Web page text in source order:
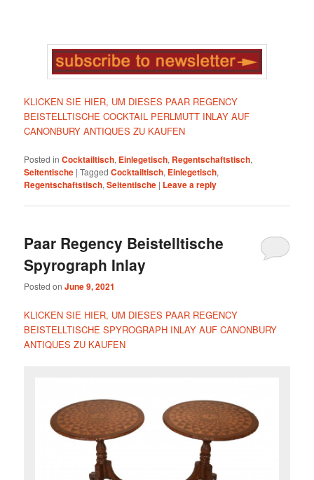
KLICKEN SIE HIER, UM DIESES PAAR REGENCY
BEISTELLTISCHE COCKTAIL PERLMUTT INLAY AUF
CANONBURY ANTIQUES ZU KAUFEN
Posted in Cocktailtisch, Einlegetisch, Regentschaftstisch,
Seitentische |Tagged Cocktailtisch, Einlegetisch,
Regentschaftstisch,Seitentische | Leave a reply
Paar Regency Beistelltische
Spyrograph Inlay
Posted onJune 9, 2021
KLICKEN SIE HIER, UM DIESES PAAR REGENCY
BEISTELLTISCHE SPYROGRAPH INLAY AUF CANONBURY
ANTIQUES ZU KAUFEN